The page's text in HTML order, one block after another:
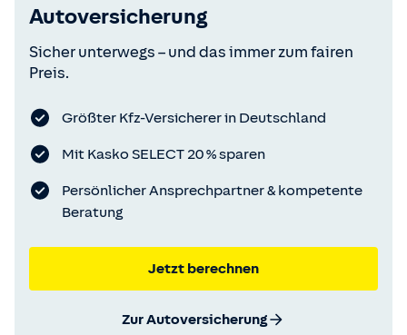
Autoversicherung
Sicher unterwegs – und das immer zum fairen
Preis.
Größter Kfz-Versicherer in Deutschland
Mit Kasko SELECT 20 % sparen
Persönlicher Ansprechpartner & kompetente
Beratung
Jetzt berechnen
Zur Autoversicherung